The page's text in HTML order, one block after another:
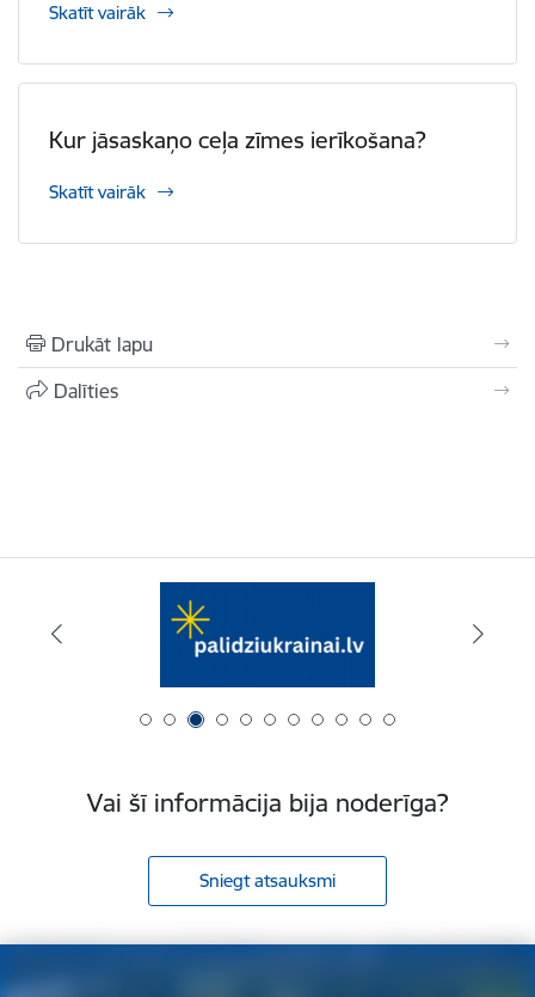
Skatīt vairāk
Kur jāsaskaņo ceļa zīmes ierīkošana?
Skatīt vairāk
Drukāt lapu
Dalīties
Vai šī informācija bija noderīga?
Sniegt atsauksmi